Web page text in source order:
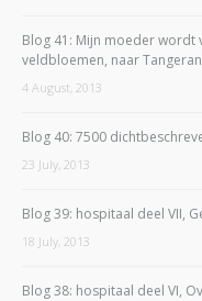
Blog 41: Mijn moeder wordt
veldbloemen, naar
4 August, 2013
Blog 40: 7500
23 July, 2013
Blog 39: hospitaal deel VII,
18 July, 2013
Blog 38: hospitaal deel VI,